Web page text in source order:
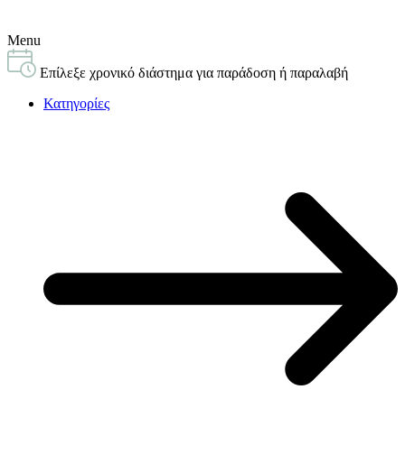
Menu
Επίλεξε χρονικό διάστημα για παράδοση ή παραλαβή
Κατηγορίες